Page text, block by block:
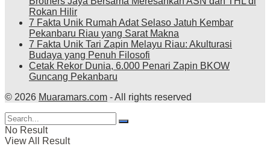
Rokan Hilir
7 Fakta Unik Rumah Adat Selaso Jatuh Kembar
Pekanbaru Riau yang Sarat Makna
7 Fakta Unik Tari Zapin Melayu Riau: Akulturasi
Budaya yang Penuh Filosofi
Cetak Rekor Dunia, 6.000 Penari Zapin BKOW
Guncang Pekanbaru
© 2026 Muaramars.com - All rights reserved
No Result
View All Result